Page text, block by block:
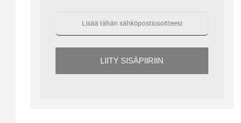
LIITY SISÄPIIRIIN